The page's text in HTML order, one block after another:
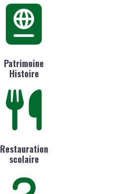
Patrimoine
Histoire
Restauration
scolaire